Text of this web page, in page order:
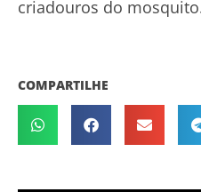
criadouros do
COMPARTILHE